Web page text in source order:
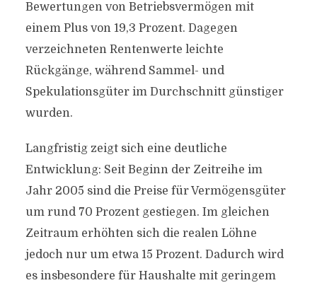
Bewertungen von Betriebsvermögen mit
einem Plus von 19,3 Prozent. Dagegen
verzeichneten Rentenwerte leichte
Rückgänge, während Sammel- und
Spekulationsgüter im Durchschnitt günstiger
wurden.
Langfristig zeigt sich eine deutliche
Entwicklung: Seit Beginn der Zeitreihe im
Jahr 2005 sind die Preise für Vermögensgüter
um rund 70 Prozent gestiegen. Im gleichen
Zeitraum erhöhten sich die realen Löhne
jedoch nur um etwa 15 Prozent. Dadurch wird
es insbesondere für Haushalte mit geringem